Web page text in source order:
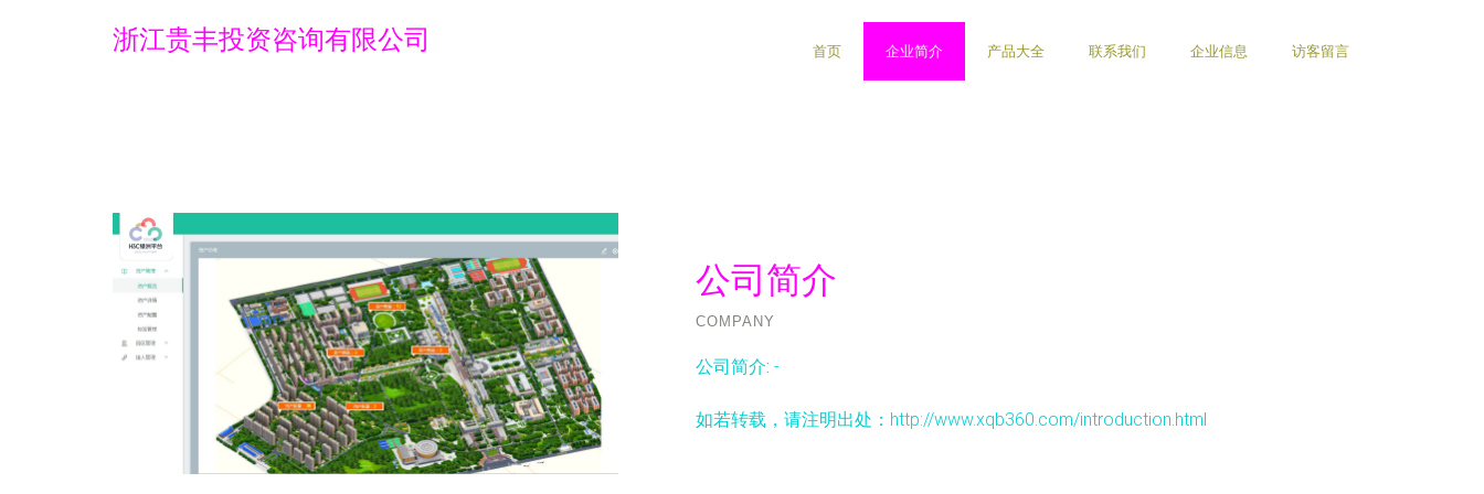
浙江贵丰投资咨询有限公司 首页 企业简介 产品大全 联系我们 企业信息 访客留言
公司简介
COMPANY
公司简介: -
如若转载，请注明出处：http://www.xqb360.com/introduction.html